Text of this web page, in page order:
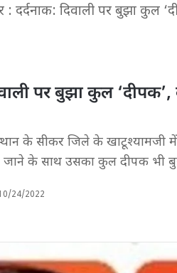
: दर्दनाक: दिवाली पर बुझा कुल
पर बुझा कुल
के सीकर जिले के खाटूश्यामजी
जाने के साथ उसका कुल दीपक भी
24/2022